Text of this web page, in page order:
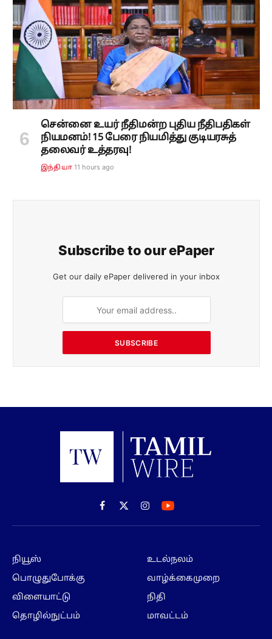
சென்னை உயர் நீதிமன்ற புதிய நீதிபதிகள்
நியமனம்! 15 பேரை நியமித்து குடியரசுத்
தலைவர் உத்தரவு!
இந்தியா 11 hours ago
Subscribe to our ePaper
Get our daily ePaper delivered in your inbox
SUBSCRIBE
Facebook
X
(Twitter)
Instagram
நியூஸ்
பொழுதுபோக்கு
விளையாட்டு
தொழில்நுட்பம்
உடல்நலம்
வாழ்க்கைமுறை
நிதி
மாவட்டம்